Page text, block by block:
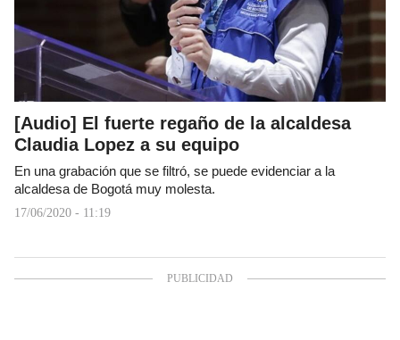
[Audio] El fuerte regaño de la alcaldesa
Claudia Lopez a su equipo
En una grabación que se filtró, se puede evidenciar a la
alcaldesa de Bogotá muy molesta.
17/06/2020 - 11:19